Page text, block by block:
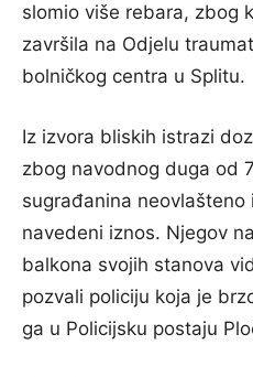
slomio više rebara, zbog
završila na Odjelu
bolničkog centra u Splitu.
Iz izvora bliskih istrazi
zbog navodnog duga od
sugrađanina neovlašteno
navedeni iznos. Njegov
balkona svojih stanova
pozvali policiju koja je
ga u Policijsku postaju